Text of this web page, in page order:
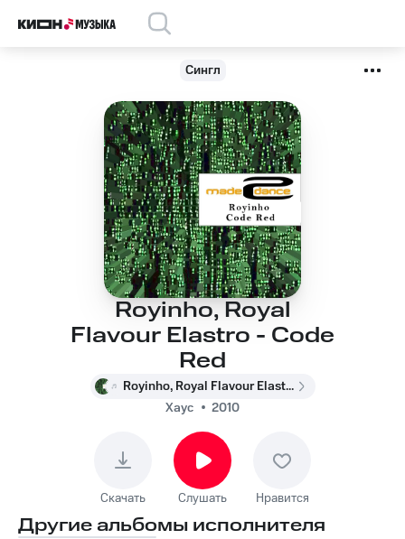
Сингл
Royinho, Royal
Flavour Elastro - Code
Red
Royinho, Royal Flavour Elastro
Хаус
2010
Скачать Слушать Нравится
Другие альбомы исполнителя